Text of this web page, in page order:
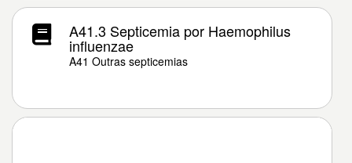
A41.3 Septicemia por Haemophilus
influenzae
A41 Outras septicemias